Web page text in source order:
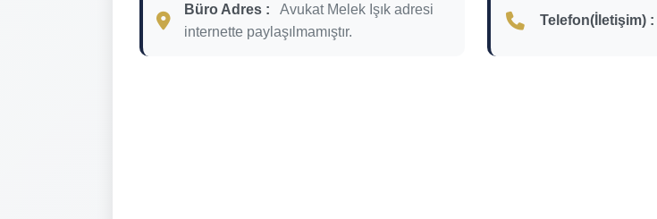
Büro Adres :
Avukat Melek Işık adresi
internette paylaşılmamıştır.
Telefon(İletişim) :